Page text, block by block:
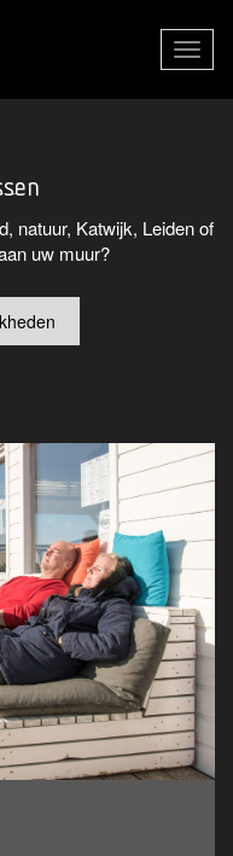
Toggle
natuur, Katwijk, Leiden of
uw muur?